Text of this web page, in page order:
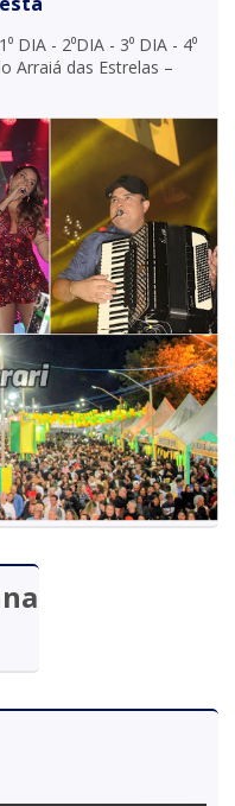
DIA - 2⁰DIA - 3⁰ DIA - 4⁰
Arraiá das Estrelas –